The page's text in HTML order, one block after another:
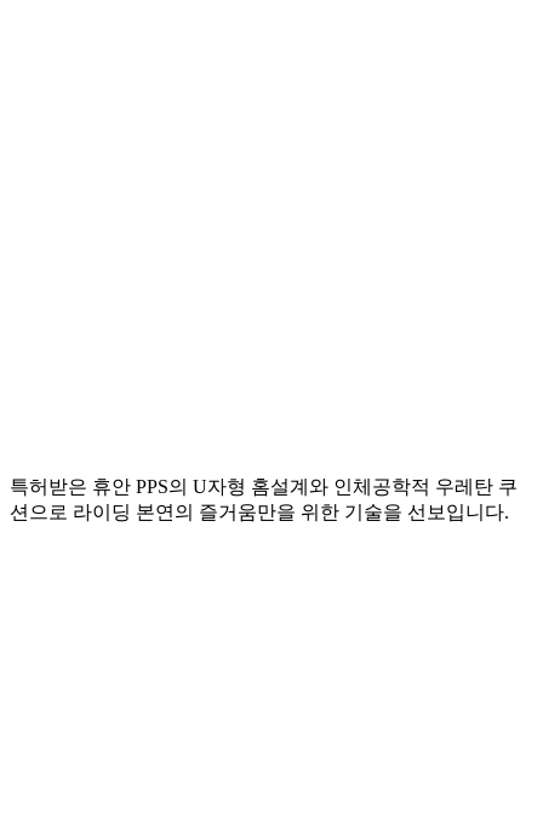
특허받은 휴안 PPS의 U자형 홈설계와 인체공학적 우레탄 쿠
션으로 라이딩 본연의 즐거움만을 위한 기술을 선보입니다.